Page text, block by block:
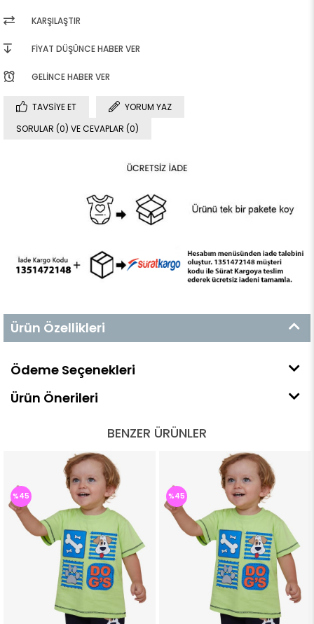
KARŞILAŞTIR
FIYAT DÜŞÜNCE HABER VER
GELINCE HABER VER
TAVSIYE ET
YORUM YAZ
SORULAR (0) VE CEVAPLAR (0)
Ürün Özellikleri
Ödeme Seçenekleri
Ürün Önerileri
BENZER ÜRÜNLER
%45 %45